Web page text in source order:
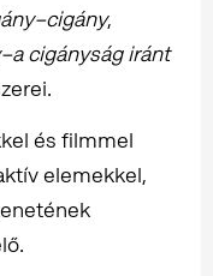
,
cigányság iránt
és filmmel
elemekkel,